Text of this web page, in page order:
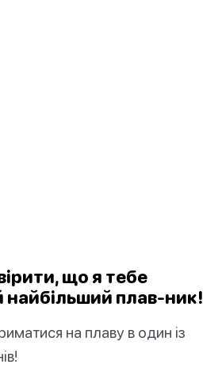
що я тебе
найбільший плав-ник!
на плаву в один із